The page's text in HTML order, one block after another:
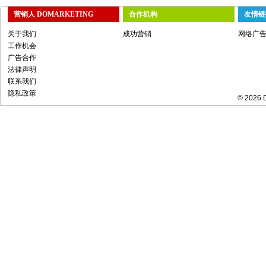
营销人 DOMARKETING
关于我们
工作机会
广告合作
法律声明
联系我们
隐私政策
合作机构
成功营销
友情
网络广
© 2026